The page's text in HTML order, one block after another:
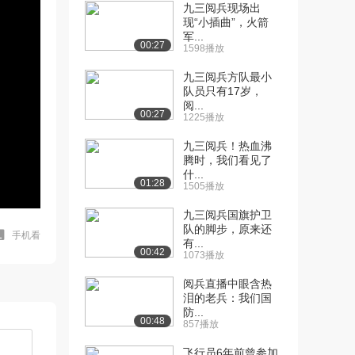
手机看
00:27
九三阅兵现场出
现“小插曲”，火箭
军...
1598播放
00:27
九三阅兵方队最小
队员只有17岁，
阅...
1225播放
01:28
九三阅兵！热血沸
腾时，我们看见了
什...
1505播放
00:42
九三阅兵国旗护卫
队的脚步，原来还
有...
1073播放
00:48
阅兵直播中眼含热
泪的老兵：我们国
防...
857播放